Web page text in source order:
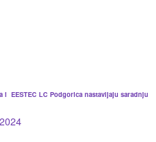
i EESTEC LC Podgorica nastavljaju saradnju